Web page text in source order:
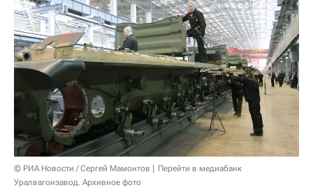
© РИА Новости / Сергей Мамонтов
Перейти в медиабанк
Уралвагонзавод. Архивное фото